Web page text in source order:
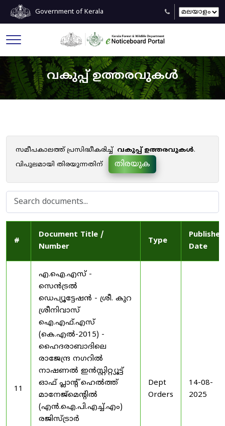
Government of Kerala
വകുപ്പ് ഉത്തരവുകൾ
സമീപകാലത്ത് പ്രസിദ്ധീകരിച്ച് വകുപ്പ് ഉത്തരവുകൾ.
വിപുലമായി തിരയുന്നതിന്
തിരയുക
#
Document Title /
Number
Type
Published
Date
11
എ.ഐ.എസ് -
സെൻട്രൽ
ഡെപ്യൂട്ടേഷൻ - ശ്രീ. കുറ
ശ്രീനിവാസ്
ഐ.എഫ്.എസ്
(കെ.എൽ-2015) -
ഹൈദരാബാദിലെ
രാജേന്ദ്ര നഗറിൽ
നാഷണൽ ഇൻസ്റ്റിറ്റ്യൂട്ട്
ഓഫ് പ്ലാന്റ് ഹെൽത്ത്
മാനേജ്‌മെന്റിൽ
(എൻ.ഐ.പി.എച്ച്.എം)
രജിസ്ട്രാർ
Dept
Orders
14-08-
2025